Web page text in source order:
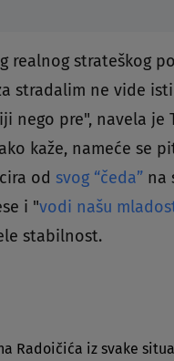
realnog strateškog
stradalim ne vide
nego pre", navela je
kaže, nameće se
od svog “čeda” na
i "vodi našu
stabilnost.
Radoičića iz svake